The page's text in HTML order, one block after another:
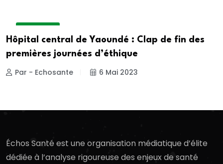
Hôpital central de Yaoundé : Clap de fin des
premières journées d’éthique
Par - Echosante 6 Mai 2023
Échos Santé est une organisation médiatique d’élite
dédiée à l’analyse rigoureuse des enjeux de santé